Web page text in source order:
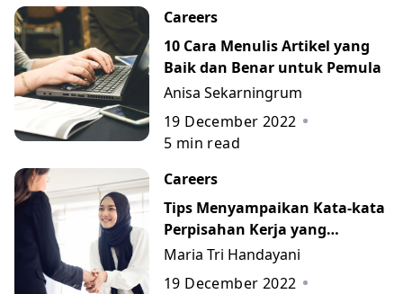
Careers
10 Cara Menulis Artikel yang
Baik dan Benar untuk Pemula
Anisa Sekarningrum
19 December 2022
5 min read
Careers
Tips Menyampaikan Kata-kata
Perpisahan Kerja yang
Berkesan beserta Contohnya
Maria Tri Handayani
19 December 2022